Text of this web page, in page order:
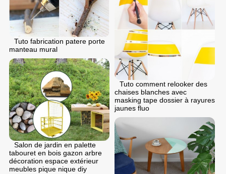
Tuto fabrication patere porte
manteau mural
Tuto comment relooker des
chaises blanches avec
masking tape dossier à rayures
jaunes fluo
Salon de jardin en palette
tabouret en bois gazon arbre
décoration espace extérieur
meubles pique nique diy